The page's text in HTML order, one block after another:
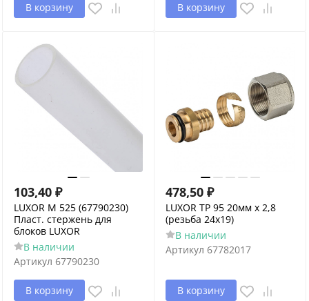
В корзину В корзину
103,40 ₽
LUXOR M 525 (67790230)
Пласт. стержень для
блоков LUXOR
В наличии
Артикул 67790230
В корзину
478,50 ₽
LUXOR TP 95 20мм х 2,8
(резьба 24x19)
В наличии
Артикул 67782017
В корзину